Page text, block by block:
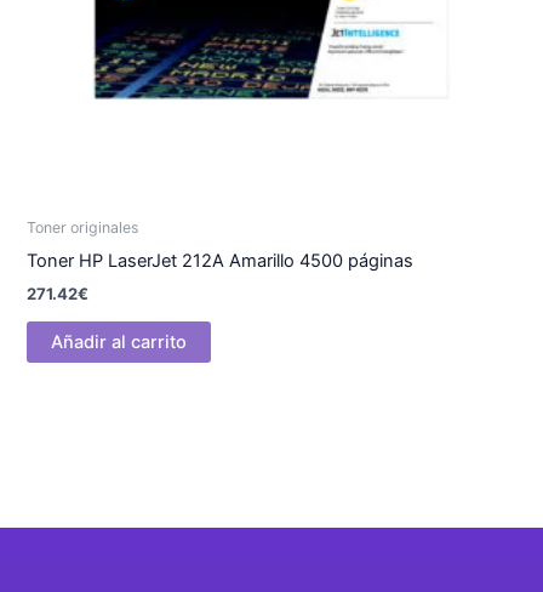
Toner originales
Toner HP LaserJet 212A Amarillo 4500 páginas
271.42€
Añadir al carrito